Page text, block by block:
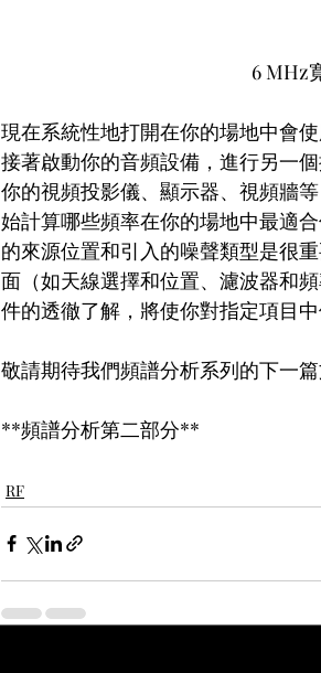
6 MHz
現在系統性地打開在你的場地中會
接著啟動你的音頻設備，進行另一
你的視頻投影儀、顯示器、視頻牆
始計算哪些頻率在你的場地中最適
的來源位置和引入的噪聲類型是很
面（如天線選擇和位置、濾波器和
件的透徹了解，將使你對指定項目
敬請期待我們頻譜分析系列的下一
**頻譜分析第二部分**
RF